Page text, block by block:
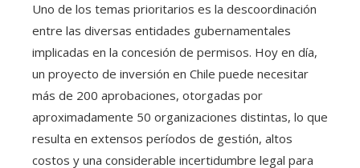
Uno de los temas prioritarios es la descoordinación
entre las diversas entidades gubernamentales
implicadas en la concesión de permisos. Hoy en día,
un proyecto de inversión en Chile puede necesitar
más de 200 aprobaciones, otorgadas por
aproximadamente 50 organizaciones distintas, lo que
resulta en extensos períodos de gestión, altos
costos y una considerable incertidumbre legal para